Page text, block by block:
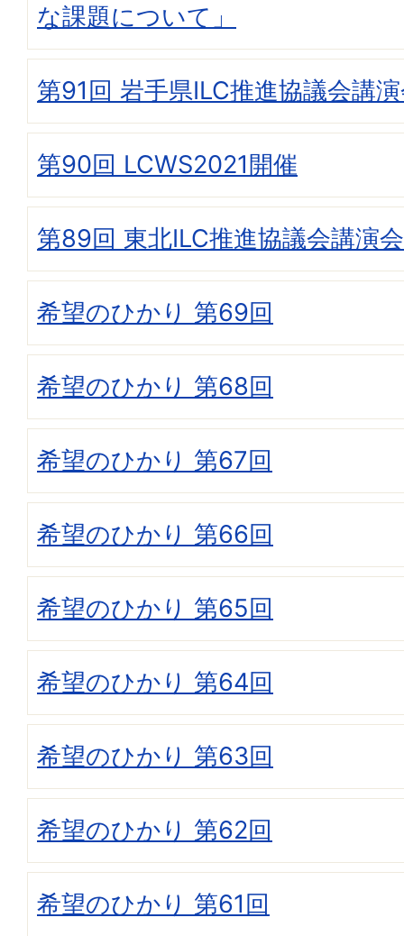
な課題について」
第91回 岩手県ILC推進協議会講
第90回 LCWS2021開催
第89回 東北ILC推進協議会講演会
希望のひかり 第69回
希望のひかり 第68回
希望のひかり 第67回
希望のひかり 第66回
希望のひかり 第65回
希望のひかり 第64回
希望のひかり 第63回
希望のひかり 第62回
希望のひかり 第61回